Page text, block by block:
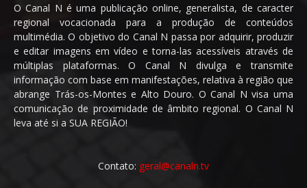
O Canal N é uma publicação online, generalista, de caracter
regional vocacionada para a produção de conteúdos
multimédia. O objetivo do Canal N passa por adquirir, produzir
e editar imagens em vídeo e torna-las acessíveis através de
múltiplas plataformas. O Canal N divulga e transmite
informação com base em manifestações, relativa à região que
abrange Trás-os-Montes e Alto Douro. O Canal N visa uma
comunicação de proximidade de âmbito regional. O Canal N
leva até si a SUA REGIÃO!
Contato: geral@canaln.tv